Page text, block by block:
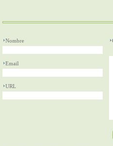
Nombre
Email
URL